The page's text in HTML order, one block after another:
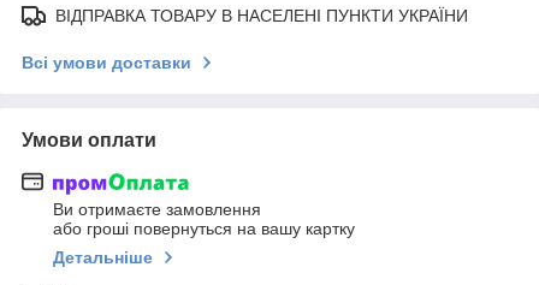
ВІДПРАВКА ТОВАРУ В НАСЕЛЕНІ ПУНКТИ УКРАЇНИ
Всі умови доставки
Умови оплати
Ви отримаєте замовлення
або гроші повернуться на вашу картку
Детальніше